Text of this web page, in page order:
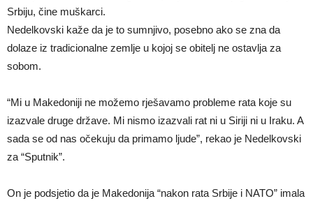
Srbiju, čine muškarci.
Nedelkovski kaže da je to sumnjivo, posebno ako se zna da
dolaze iz tradicionalne zemlje u kojoj se obitelj ne ostavlja za
sobom.
“Mi u Makedoniji ne možemo rješavamo probleme rata koje su
izazvale druge države. Mi nismo izazvali rat ni u Siriji ni u Iraku. A
sada se od nas očekuju da primamo ljude”, rekao je Nedelkovski
za “Sputnik”.
On je podsjetio da je Makedonija “nakon rata Srbije i NATO” imala